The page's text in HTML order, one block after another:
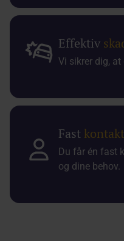
Effektiv
Vi sikrer dig,
Fast
Du får én fast
og dine behov.